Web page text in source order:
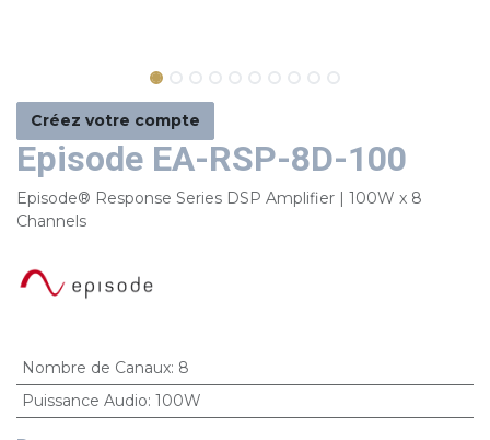
Créez votre compte
Episode EA-RSP-8D-100
Episode® Response Series DSP Amplifier | 100W x 8
Channels
Nombre de Canaux: 8
Puissance Audio: 100W